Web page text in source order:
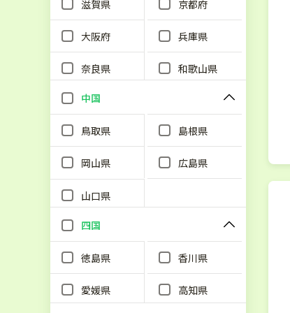
滋賀県 京都府
大阪府 兵庫県
奈良県 和歌山県
中国
鳥取県 島根県
岡山県 広島県
山口県
四国
徳島県 香川県
愛媛県 高知県